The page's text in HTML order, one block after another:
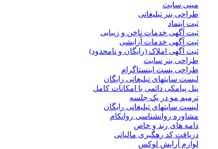
مینی سایت
طراحی بنر تبلیغاتی
ثبت اینماد
ثبت آگهی خدمات ناخن و زیبایی
ثبت آگهی خدمات آرایشی
ثبت آگهی املاک (رایگان و نامحدود)
طراحی بنر سایت
طراحی پست اینستاگرام
لیست سایتهای تبلیغاتی رایگان
پنل پیامکی دائمی با امکانات کامل
ترمیم مو در یک جلسه
لیست سایتهای تبلیغاتی رایگان
مشاوره روانشناسی روانکام
دامه های رند و خاص
دریافت کد رهگیری مالیاتی
لوازم آرایش لوکس